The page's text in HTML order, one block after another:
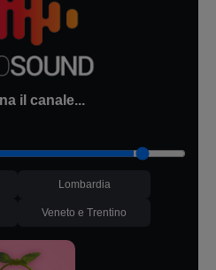
il canale...
Lombardia
Veneto e Trentino